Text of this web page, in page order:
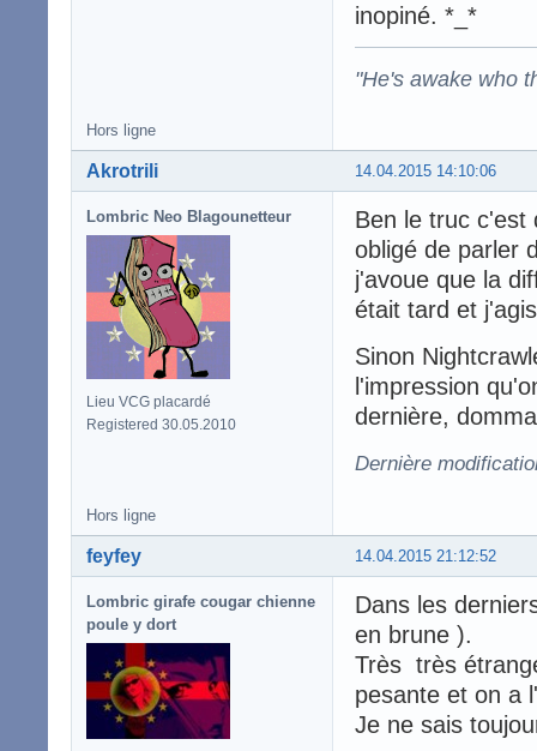
inopiné. *_*
"He's awake who
Hors ligne
14.04.2015 14:10:06
Akrotrili
Lombric Neo Blagounetteur
Lieu VCG placardé
Registered 30.05.2010
Ben le truc c'est
obligé de parler
j'avoue que la
était tard et
Sinon
l'impression
dernière,
Dernière
Hors ligne
14.04.2015 21:12:52
feyfey
Lombric girafe cougar chienne
poule y dort
Dans les
en brune ).
Très très
pesante et on a
Je ne sais